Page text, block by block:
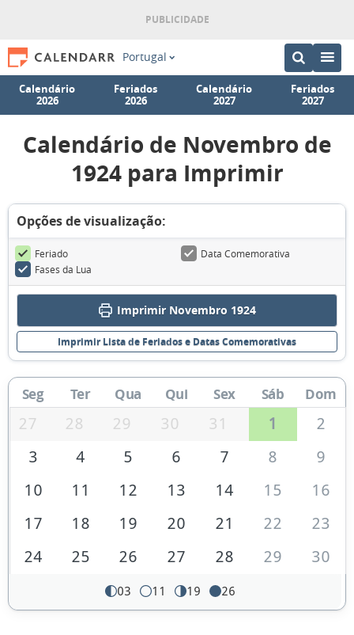
Portugal
Calendário
2026
Feriados
2026
Calendário
2027
Feriados
2027
Calendário de Novembro de
1924 para Imprimir
Opções de visualização:
Feriado
Data Comemorativa
Fases da Lua
Imprimir Novembro 1924
Imprimir Lista de Feriados e Datas Comemorativas
Seg Ter Qua Qui Sex Sáb Dom
27 28 29 30 31 1
2
3
4 5 6 7 8
9
10
11 12 13 14 15
16
17
18 19 20 21 22
23
24
25 26 27 28 29 30
03 11 19 26